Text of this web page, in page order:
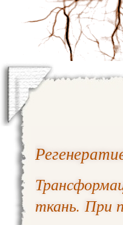
ткань. При